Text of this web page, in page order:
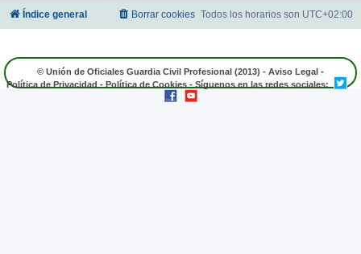
Índice general Todos los horarios son UTC+02:00
Borrar cookies
© Unión de Oficiales Guardia Civil Profesional (2013) - Aviso Legal -
Política de Privacidad - Política de Cookies - Síguenos en las redes sociales: